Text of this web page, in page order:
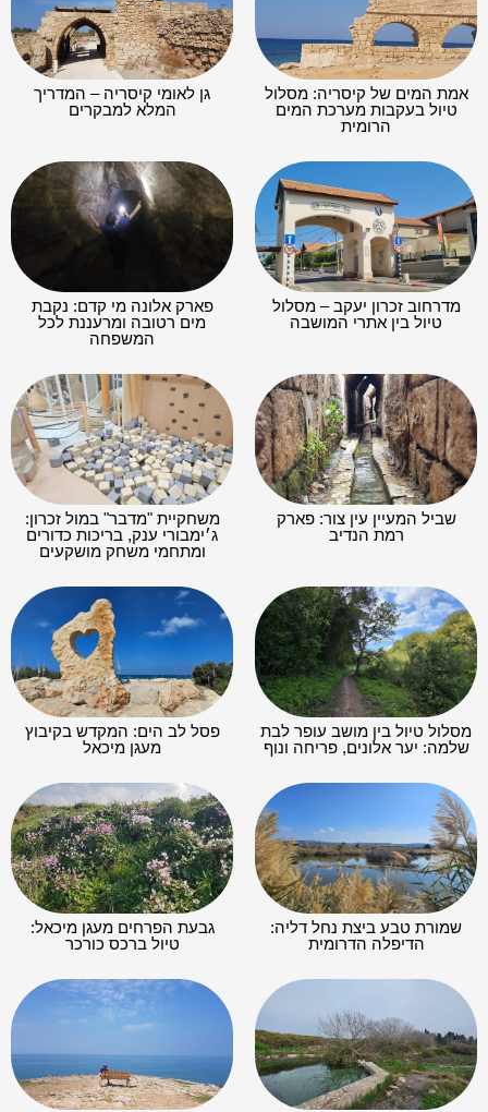
אמת המים של קיסריה: מסלול
טיול בעקבות מערכת המים
הרומית
גן לאומי קיסריה – המדריך
המלא למבקרים
מדרחוב זכרון יעקב – מסלול
טיול בין אתרי המושבה
פארק אלונה מי קדם: נקבת
מים רטובה ומרעננת לכל
המשפחה
שביל המעיין עין צור: פארק
רמת הנדיב
משחקיית "מדבר" במול זכרון:
ג׳ימבורי ענק, בריכות כדורים
ומתחמי משחק מושקעים
מסלול טיול בין מושב עופר לבת
שלמה: יער אלונים, פריחה ונוף
פסל לב הים: המקדש בקיבוץ
מעגן מיכאל
שמורת טבע ביצת נחל דליה:
הדיפלה הדרומית
גבעת הפרחים מעגן מיכאל:
טיול ברכס כורכר